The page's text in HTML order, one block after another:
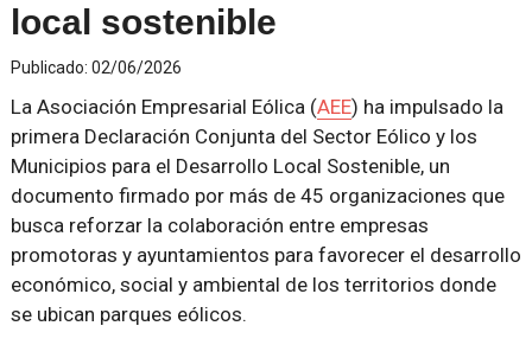
local sostenible
Publicado: 02/06/2026
La Asociación Empresarial Eólica (AEE) ha impulsado la
primera Declaración Conjunta del Sector Eólico y los
Municipios para el Desarrollo Local Sostenible, un
documento firmado por más de 45 organizaciones que
busca reforzar la colaboración entre empresas
promotoras y ayuntamientos para favorecer el desarrollo
económico, social y ambiental de los territorios donde
se ubican parques eólicos.